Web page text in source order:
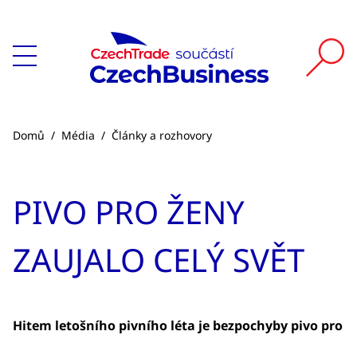
Domů / Média / Články a rozhovory
PIVO PRO ŽENY
ZAUJALO CELÝ SVĚT
Hitem letošního pivního léta je bezpochyby pivo pro